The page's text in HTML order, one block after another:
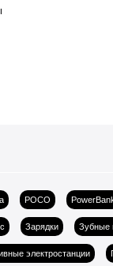
POCO
Зарядки Зубные
электростанции